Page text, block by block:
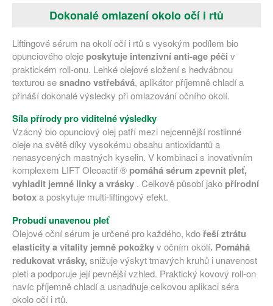
Dokonalé omlazení okolo očí i rtů
Liftingové sérum na okolí očí i rtů s vysokým podílem bio
opunciového oleje poskytuje intenzivní anti-age péči v
praktickém roll-onu. Lehké olejové složení s hedvábnou
texturou sesnadno vstřebává, aplikátor příjemně chladí a
přináší dokonalé výsledky při omlazování očního okolí.
Síla přírody pro viditelné výsledky
Vzácný bio opunciový olej patří mezi nejcennější rostlinné
oleje na světě díky vysokému obsahu antioxidantů a
nenasycených mastných kyselin. V kombinaci s inovativním
komplexem LIFT Oleoactif® pomáhá sérum zpevnit pleť,
vyhladit jemné linky a vrásky . Celkově působí jako přírodní
botoxa poskytuje multi-liftingový efekt.
Probudí unavenou pleť
Olejové oční sérum je určené pro každého, kdo řešíztrátu
elasticity a vitality jemné pokožkyv očním okolí. Pomáhá
redukovat vrásky, snižuje výskyt tmavých kruhů i unavenost
pleti a podporuje její pevnější vzhled. Praktický kovový roll-on
navíc příjemně chladí a usnadňuje celkovou aplikaci séra
okolo očí i rtů.